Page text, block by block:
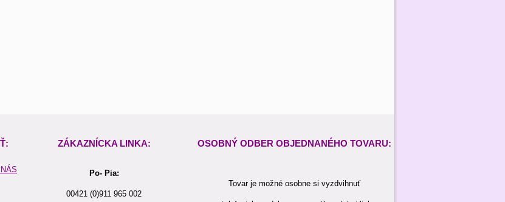
ZÁKAZNÍCKA LINKA: OSOBNÝ ODBER OBJEDNANÉHO TOVARU:
Po- Pia:
00421 (0)911 965 002
Tovar je možné osobne si vyzdvihnuť